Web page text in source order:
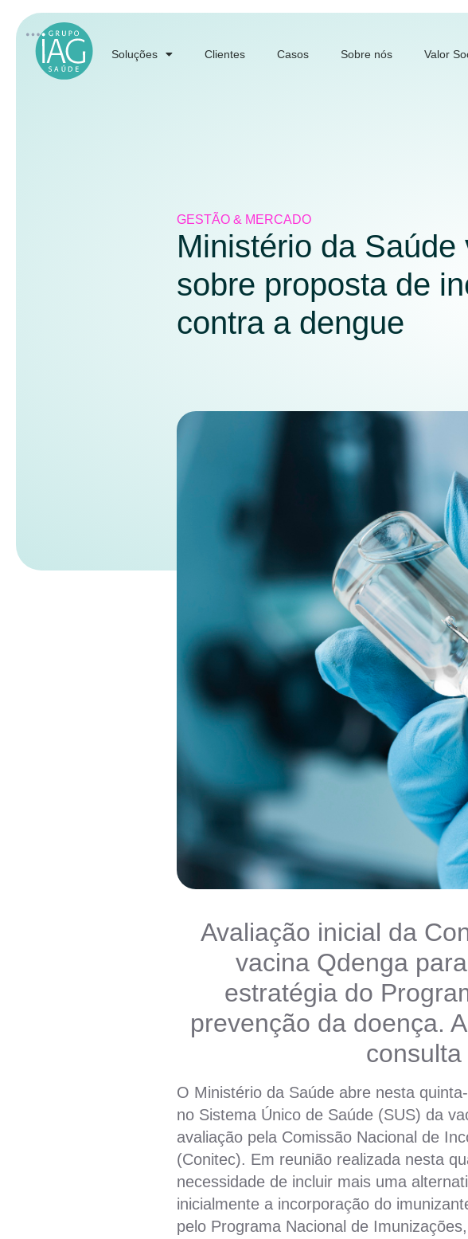
Soluções Clientes Casos Sobre nós Valor
GESTÃO & MERCADO
Ministério da
sobre proposta de
contra a dengue
Avaliação inicial da
vacina Qdenga
estratégia do
prevenção da doença.
O Ministério da Saúde abre nesta
no Sistema Único de Saúde (SUS) da
avaliação pela Comissão Nacional de
(Conitec). Em reunião realizada nesta
necessidade de incluir mais uma
inicialmente a incorporação do
pelo Programa Nacional de